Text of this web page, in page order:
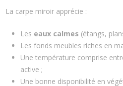
La carpe miroir apprécie :
Les eaux calmes (étangs,
Les fonds meubles riches en
Une température comprise
active ;
Une bonne disponibilité en